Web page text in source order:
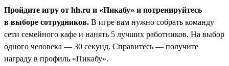
Пройдите игру от hh.ru и «Пикабу» и потренируйтесь
в выборе сотрудников. В игре вам нужно собрать команду
сети семейного кафе и нанять 5 лучших работников. На выбор
одного человека — 30 секунд. Справитесь — получите
награду в профиль «Пикабу».